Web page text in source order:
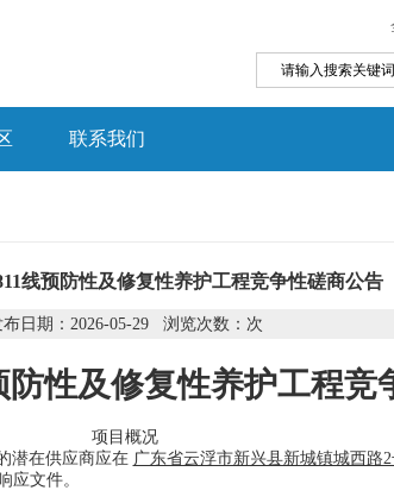
联系我们
线预防性及修复性养护工程竞争性磋商公告
布日期：2026-05-29 浏览次数： 次
防性及修复性养护工程竞
项目概况
潜在供应商应在 广东省云浮市新兴县新城镇城西路
应文件。